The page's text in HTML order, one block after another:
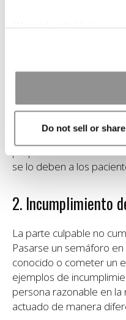
We work with19 third
Do not sell or
ley de California
1. Deber de cuidado
La parte culpable le
con un cuidado
deber con todos los
propietarios se lo deben
se lo deben a los
2. Incumplimiento
La parte culpable no
Pasarse un semáforo
conocido o cometer un
ejemplos de
persona razonable en la
actuado de manera